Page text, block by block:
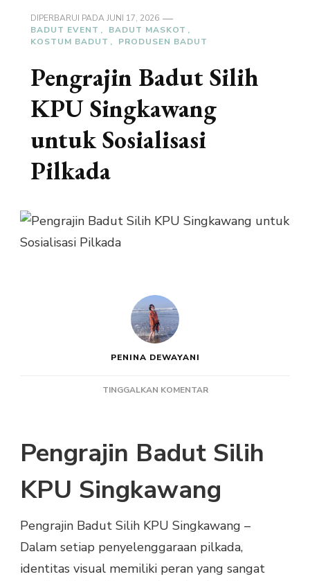
DIPERBARUI PADAJUNI 17, 2026
BADUT EVENT
BADUT MASKOT
KOSTUM BADUT
PRODUSEN BADUT
Pengrajin Badut Silih
KPU Singkawang
untuk Sosialisasi
Pilkada
PENINA DEWAYANI
TINGGALKAN KOMENTARPADA
KPU
SINGKAWANG
SOSIALISASI
PILKADA
Pengrajin Badut Silih
KPU Singkawang
Pengrajin Badut Silih KPU Singkawang –
Dalam setiap penyelenggaraan pilkada,
identitas visual memiliki peran yang sangat